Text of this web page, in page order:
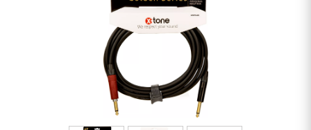
Synths & samplers
Home-studio
Hoofdtelefoon